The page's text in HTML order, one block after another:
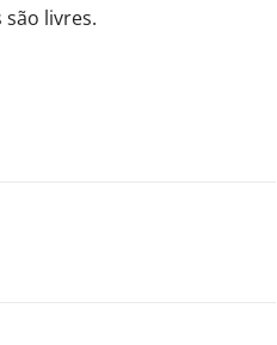
são livres.